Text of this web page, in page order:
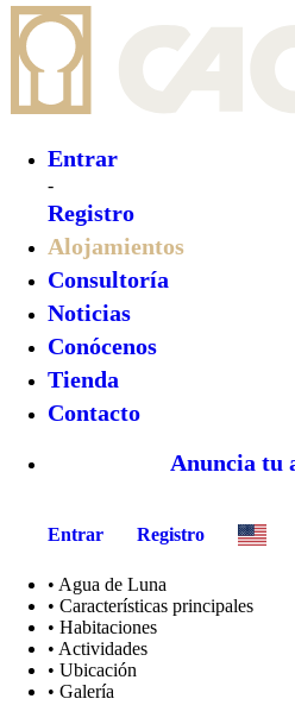
Entrar
-
Registro
Alojamientos
Consultoría
Noticias
Conócenos
Tienda
Contacto
Anuncia tu
Entrar Registro
• Agua de Luna
• Características principales
• Habitaciones
• Actividades
• Ubicación
• Galería